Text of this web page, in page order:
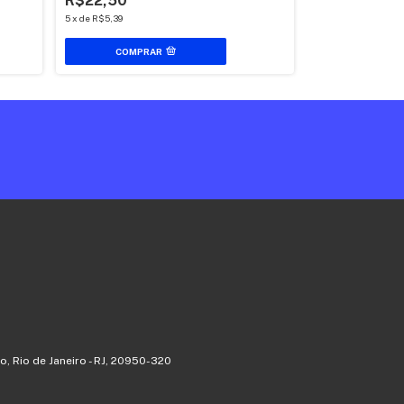
5x de R$5,39
COMPRAR
Rio de Janeiro - RJ, 20950-320